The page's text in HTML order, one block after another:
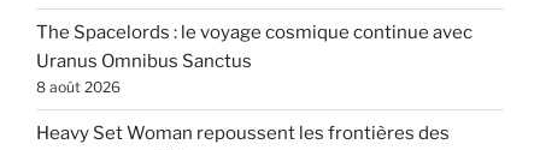
The Spacelords : le voyage cosmique continue avec
Uranus Omnibus Sanctus
8 août 2026
Heavy Set Woman repoussent les frontières des